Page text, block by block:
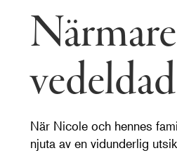
När Nicole och hennes
njuta av en vidunderlig